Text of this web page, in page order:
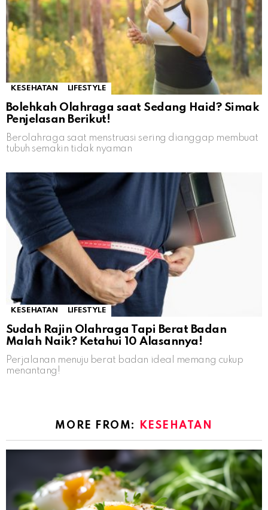
KESEHATAN LIFESTYLE
Bolehkah Olahraga saat Sedang Haid? Simak
Penjelasan Berikut!
Berolahraga saat menstruasi sering dianggap membuat
tubuh semakin tidak nyaman
KESEHATAN LIFESTYLE
Sudah Rajin Olahraga Tapi Berat Badan
Malah Naik? Ketahui 10 Alasannya!
Perjalanan menuju berat badan ideal memang cukup
menantang!
MORE FROM: KESEHATAN